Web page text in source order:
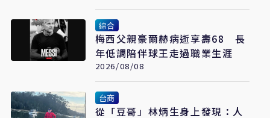
綜合
梅西父親豪爾赫病逝享壽68 長
年低調陪伴球王走過職業生涯
2026/08/08
台商
從「豆哥」林炳生身上發現：人